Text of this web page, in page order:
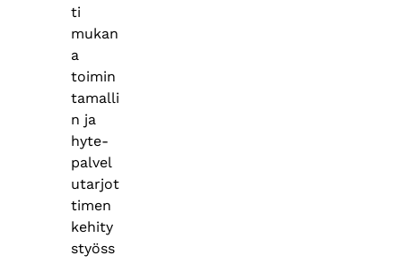
ti
mukan
a
toimin
tamalli
n ja
hyte-
palvel
utarjot
timen
kehity
styöss